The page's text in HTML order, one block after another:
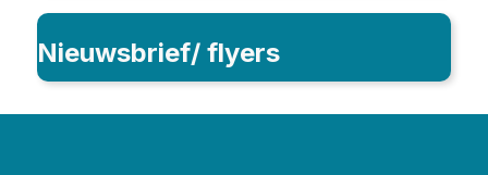
Nieuwsbrief/ flyers